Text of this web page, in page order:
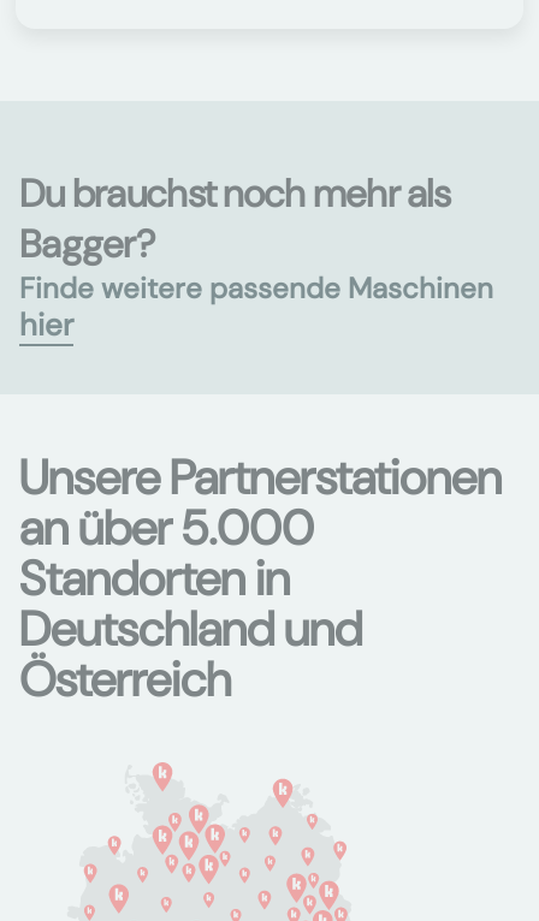
Du brauchst noch mehr als
Bagger?
Finde weitere passende Maschinen
hier
Unsere Partnerstationen
an über 5.000
Standorten in
Deutschland und
Österreich